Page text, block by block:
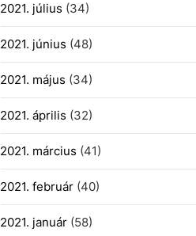
2021. július (34)
2021. június (48)
2021. május (34)
2021. április (32)
2021. március (41)
2021. február(40)
2021. január(58)